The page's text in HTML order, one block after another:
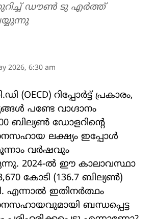
ഡൗൺ ടു എർത്ത്
2026, 6:30 am
(OECD) റിപ്പോർട്ട് പ്രകാരം,
പണ്ടേ വാഗ്ദാനം
ബില്യൺ ഡോളറിന്റെ
ലക്ഷ്യം ഇപ്പോൾ
വർഷവും
2024-ൽ ഈ കാലാവസ്ഥാ
കോടി (136.7 ബില്യൺ)
എന്നാൽ ഇതിനർത്ഥം
ബന്ധപ്പെട്ട